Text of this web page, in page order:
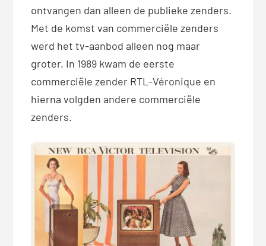
ontvangen dan alleen de publieke zenders.
Met de komst van commerciële zenders
werd het tv-aanbod alleen nog maar
groter. In 1989 kwam de eerste
commerciële zender RTL-Véronique en
hierna volgden andere commerciële
zenders.